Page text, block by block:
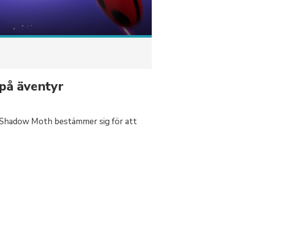
äventyr
Moth bestämmer sig för att